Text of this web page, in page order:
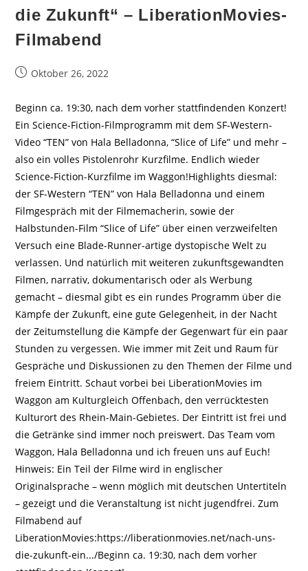
die Zukunft“ – LiberationMovies-
Filmabend
BeitragOktober 26, 2022
Beginn ca. 19:30, nach dem vorher stattfindenden Konzert!
Ein Science-Fiction-Filmprogramm mit dem SF-Western-
Video “TEN” von Hala Belladonna, “Slice of Life” und mehr –
also ein volles Pistolenrohr Kurzfilme. Endlich wieder
Science-Fiction-Kurzfilme im Waggon!Highlights diesmal:
der SF-Western “TEN” von Hala Belladonna und einem
Filmgespräch mit der Filmemacherin, sowie der
Halbstunden-Film “Slice of Life” über einen verzweifelten
Versuch eine Blade-Runner-artige dystopische Welt zu
verlassen. Und natürlich mit weiteren zukunftsgewandten
Filmen, narrativ, dokumentarisch oder als Werbung
gemacht – diesmal gibt es ein rundes Programm über die
Kämpfe der Zukunft, eine gute Gelegenheit, in der Nacht
der Zeitumstellung die Kämpfe der Gegenwart für ein paar
Stunden zu vergessen. Wie immer mit Zeit und Raum für
Gespräche und Diskussionen zu den Themen der Filme und
freiem Eintritt. Schaut vorbei bei LiberationMovies im
Waggon am Kulturgleich Offenbach, den verrücktesten
Kulturort des Rhein-Main-Gebietes. Der Eintritt ist frei und
die Getränke sind immer noch preiswert. Das Team vom
Waggon, Hala Belladonna und ich freuen uns auf Euch!
Hinweis: Ein Teil der Filme wird in englischer
Originalsprache – wenn möglich mit deutschen Untertiteln
– gezeigt und die Veranstaltung ist nicht jugendfrei. Zum
Filmabend auf
LiberationMovies:https://liberationmovies.net/nach-uns-
die-zukunft-ein.../Beginn ca. 19:30, nach dem vorher